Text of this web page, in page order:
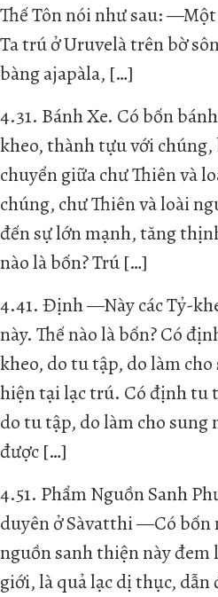
Thế Tôn nói như sau:
Ta trú ở Uruvelà trên bờ
bàng ajapàla, […]
4.31. Bánh Xe. Có bốn
kheo, thành tựu với chúng,
chuyển giữa chư Thiên và
chúng, chư Thiên và loài
đến sự lớn mạnh, tăng
nào là bốn? Trú […]
4.41. Định —Này các Tỷ-
này. Thế nào là bốn? Có
kheo, do tu tập, do làm
hiện tại lạc trú. Có định tu
do tu tập, do làm cho sung
được […]
4.51. Phẩm Nguồn Sanh
duyên ở Sàvatthi —Có bốn
nguồn sanh thiện này đem
giới, là quả lạc dị thục, dẫn